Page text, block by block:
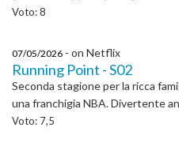
Voto: 8
07/05/2026 - on Netflix
Running Point - S02
Seconda stagione per la ricca
una franchigia NBA. Divertente
Voto: 7,5